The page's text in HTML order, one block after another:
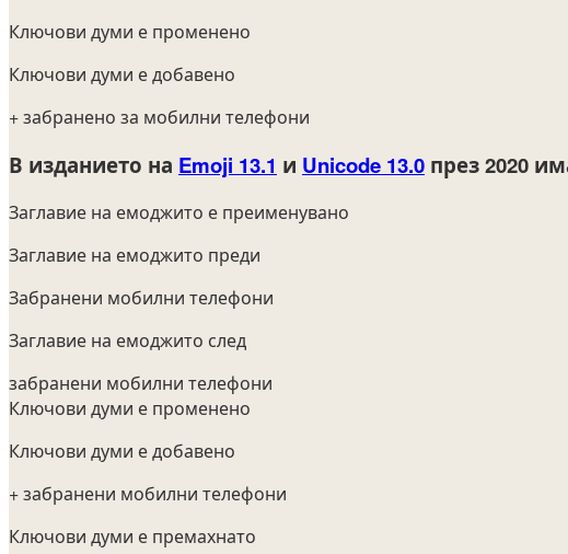
Ключови думи е променено
Ключови думи е добавено
+ забранено за мобилни телефони
В изданието на Emoji 13.1 и Unicode 13.0 през 2020
Заглавие на емоджито е преименувано
Заглавие на емоджито преди
Забранени мобилни телефони
Заглавие на емоджито след
забранени мобилни телефони
Ключови думи е променено
Ключови думи е добавено
+ забранени мобилни телефони
Ключови думи е премахнато